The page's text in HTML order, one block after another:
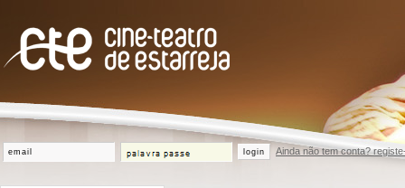
login Ainda não tem conta?